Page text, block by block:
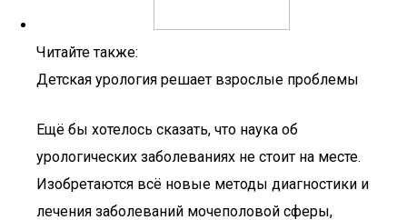
Читайте также:
Детская урология решает взрослые проблемы
Ещё бы хотелось сказать, что наука об
урологических заболеваниях не стоит на месте.
Изобретаются всё новые методы диагностики и
лечения заболеваний мочеполовой сферы,